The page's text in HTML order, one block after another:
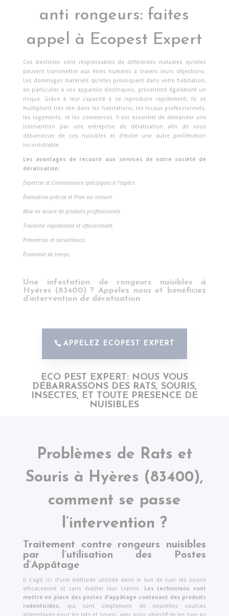
anti rongeurs: faites
appel à Ecopest Expert
Ces bestioles sont responsables de différentes maladies qu’elles
peuvent transmettre aux êtres humains à travers leurs déjections.
Les dommages matériels qu’elles provoquent dans votre habitation,
en particulier à vos appareils électriques, présentent également un
risque. Grâce à leur capacité à se reproduire rapidement, ils se
multiplient très vite dans les habitations, les locaux professionnels,
les logements, et les commerces. Il est essentiel de demander une
intervention par une entreprise de dératisation afin de vous
débarrasser de ces nuisibles et d’éviter une autre prolifération
incontrôlable.
Les avantages de recourir aux services de notre société de
dératisation:
Expertise et Connaissance spécifiques à l’espèce
Évaluation précise et Plan sur mesure
Mise en œuvre de produits professionnels
Travailler rapidement et efficacement.
Prévention et surveillance.
Économie de temps.
Une infestation de rongeurs nuisibles à
Hyères (83400) ? Appelez nous et bénéficiez
d’intervention de dératisation
APPELEZ ECOPEST EXPERT
ECO PEST EXPERT: NOUS VOUS
DÉBARRASSONS DES RATS, SOURIS,
INSECTES, ET TOUTE PRESENCE DE
NUISIBLES
Problèmes de Rats et
Souris à Hyères (83400),
comment se passe
l’intervention ?
Traitement contre rongeurs nuisibles
par l’utilisation des Postes
d’Appâtage
Il s’agit ici d’une méthode utilisée dans le but de tuer les souris
efficacement et sans éveiller leur crainte.
Les techniciens vont
mettre en place des postes d’appâtage contenant des produits
rodenticides, qui sont simplement de nouvelles sources
alimentaires pour les rats et souris, avec pour objectif de les tuer au